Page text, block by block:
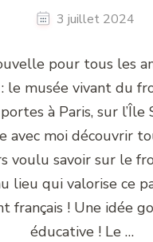
3 juillet 2024
pour tous les
le musée vivant du
à Paris, sur l’Île
avec moi découvrir
voulu savoir sur le
lieu qui valorise ce
français ! Une idée
éducative ! Le …